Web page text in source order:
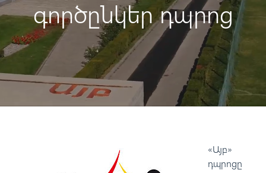
գործընկեր դպրոց
«Այբ»
դպրոցը